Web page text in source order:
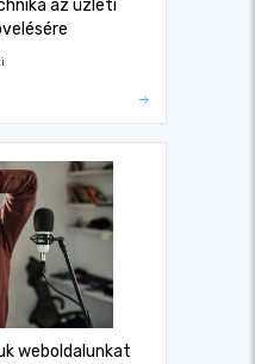
az üzleti
weboldalunkat